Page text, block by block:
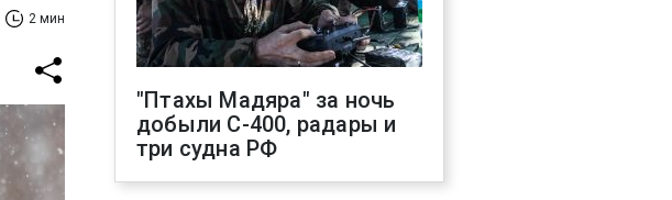
2 мин
"Птахы Мадяра" за ночь
добыли С-400, радары и
три судна РФ